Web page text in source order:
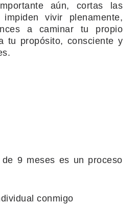
aún, cortas las
vivir plenamente,
a caminar tu propio
tu propósito, consciente y
de 9 meses es un proceso
conmigo